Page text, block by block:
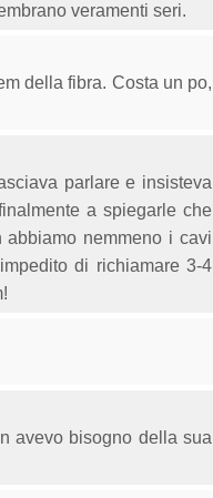
veramenti seri.
della fibra. Costa un po,
parlare e insisteva
a spiegarle che
nemmeno i cavi
di richiamare 3-4
avevo bisogno della sua